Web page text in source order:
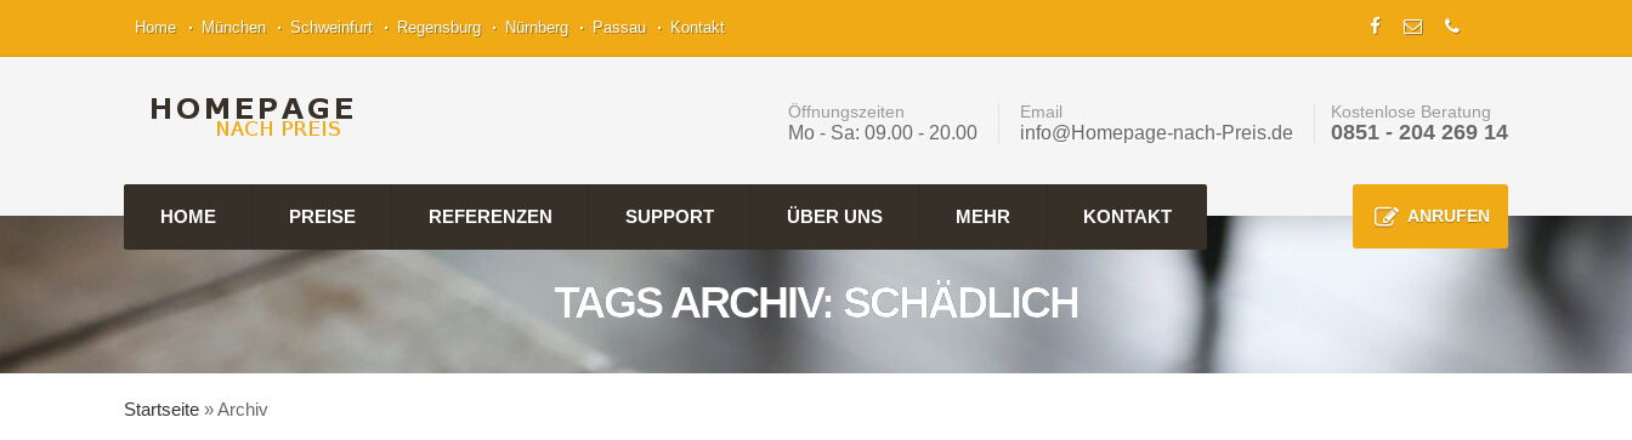
Home München Schweinfurt Regensburg Nürnberg Passau Kontakt
Öffnungszeiten
Mo - Sa: 09.00 - 20.00
Email
info@Homepage-nach-Preis.de
Kostenlose Beratung
0851 - 204 269 14
HOME PREISE REFERENZEN SUPPORT ÜBER UNS MEHR KONTAKT ANRUFEN
TAGS ARCHIV: SCHÄDLICH
Startseite »Archiv